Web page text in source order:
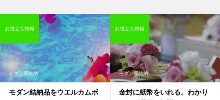
モダン屋結納
モダン結納品をウエルカムボ
お役立ち情報
モダン屋結納
金封に紙幣をいれる。わかり
お役立ち情報